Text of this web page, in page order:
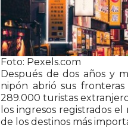
Foto: Pexels.com
Después de dos años y
nipón abrió sus
289.000 turistas
los ingresos registrados
de los destinos más